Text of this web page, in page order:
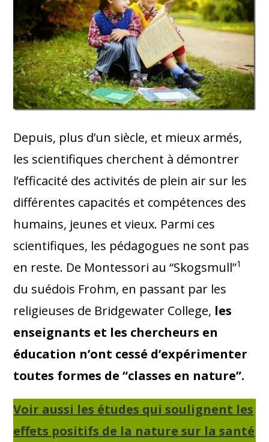
Depuis, plus d’un siècle, et mieux armés,
les scientifiques cherchent à démontrer
l’efficacité des activités de plein air sur les
différentes capacités et compétences des
humains, jeunes et vieux. Parmi ces
scientifiques, les pédagogues ne sont pas
en reste. De Montessori au “Skogsmull”1
du suédois Frohm, en passant par les
religieuses de Bridgewater College, les
enseignants et les chercheurs en
éducation n’ont cessé d’expérimenter
toutes formes de “classes en nature”.
Voir aussi les études qui soulignent les
effets positifs de la nature sur la santé